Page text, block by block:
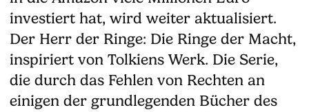
investiert hat, wird weiter aktualisiert.
Der Herr der Ringe: Die Ringe der Macht,
inspiriert von Tolkiens Werk. Die Serie,
die durch das Fehlen von Rechten an
einigen der grundlegenden Bücher des